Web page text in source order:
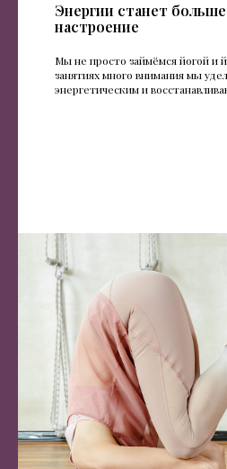
Энергии станет
настроение
Мы не просто займёмся йогой и
занятиях много внимания мы
энергетическим и